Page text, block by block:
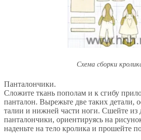
Схема сборки
Панталончики.
Сложите ткань пополам и к сгибу
панталон. Вырежьте две таких детали,
талии и нижней части ноги. Сшейте из
панталончики, ориентируясь на
наденьте на тело кролика и прошейте